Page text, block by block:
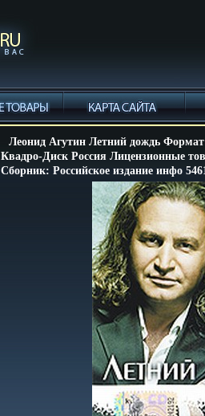
Леонид Агутин Летний дождь
Квадро-Диск Россия Лицензионные
Сборник: Российское издание инфо